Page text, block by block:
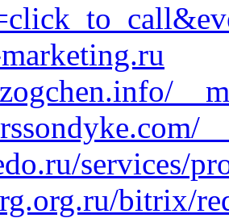
services/
bitrix/